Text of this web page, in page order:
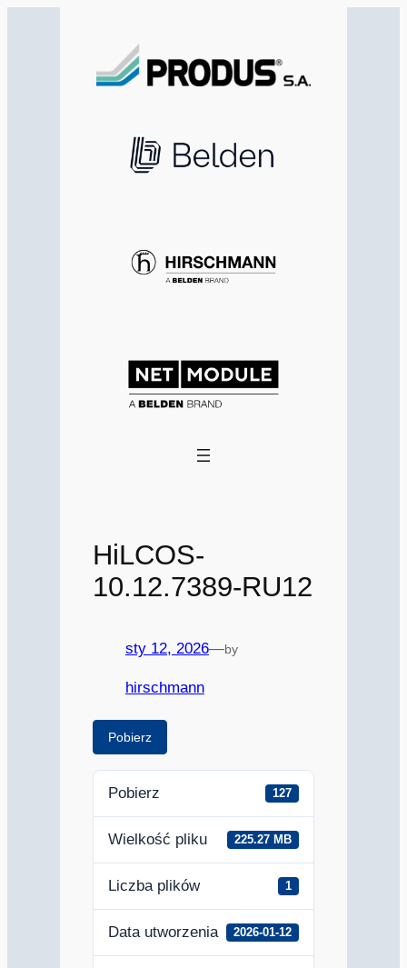
HiLCOS-
10.12.7389-RU12
sty 12, 2026—by
hirschmann
Pobierz
Pobierz 127
Wielkość pliku 225.27 MB
Liczba plików 1
Data utworzenia 2026-01-12